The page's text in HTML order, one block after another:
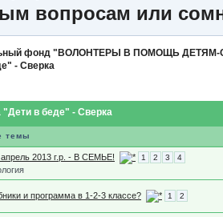
вопросам или
фонд "ВОЛОНТЕРЫ В ПОМОЩЬ
- Сверка
"Дети в беде" - Сверка
темы
2013 г.р. - В СЕМЬЕ! 1 2 3 4
и программа в 1-2-3 классе? 1 2